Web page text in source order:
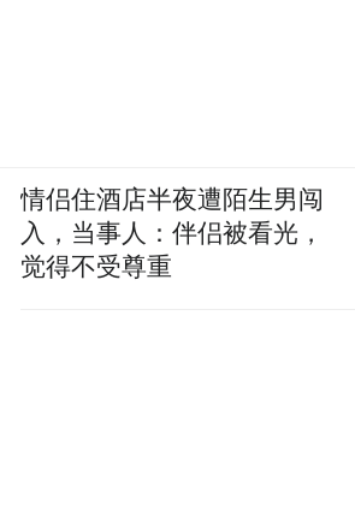
情侣住酒店半夜遭陌生男闯
入，当事人：伴侣被看光，
觉得不受尊重